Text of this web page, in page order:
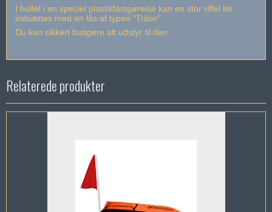
I hullet i en speciel plastikfastgørelse kan en stor riffel let
indsættes med en lås af typen "Triton".
Du kan sikkert fastgøre alt udstyr til den
Relaterede produkter